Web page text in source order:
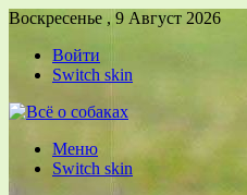
Воскресенье , 9 Август 2026
Войти
Switch skin
Меню
Switch skin